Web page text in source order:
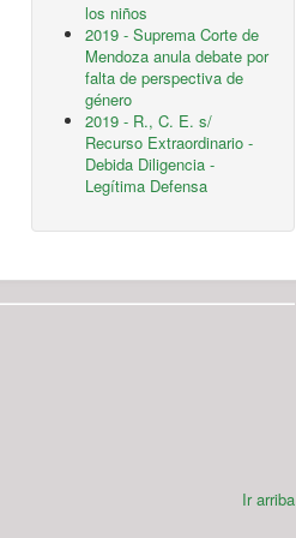
los niños
2019 - Suprema Corte de
Mendoza anula debate por
falta de perspectiva de
género
2019 - R., C. E. s/
Recurso Extraordinario -
Debida Diligencia -
Legítima Defensa
Ir arriba